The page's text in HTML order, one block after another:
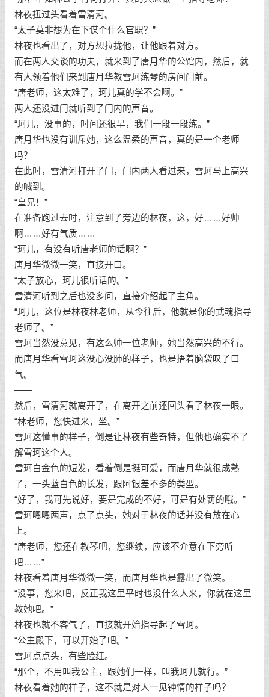
林夜扭过头看着雪清河。
“太子莫非想为在下谋个什么官职？”
林夜也看出了，对方想拉拢他，让他跟着对方。
而在两人交谈的功夫，就来到了唐月华的公馆内，然后，就
有人领着他们来到唐月华教雪珂练琴的房间门前。
“唐老师，这太难了，珂儿真的学不会啊。”
两人还没进门就听到了门内的声音。
“珂儿，没事的，时间还很早，我们一段一段练。”
唐月华也没有训斥她，这么温柔的声音，真的是一个老师
吗？
在此时，雪清河打开了门，门内两人看过来，雪珂马上高兴
的喊到。
“皇兄！”
在准备跑过去时，注意到了旁边的林夜，这，好……好帅
啊……好有气质……
“珂儿，有没有听唐老师的话啊？”
唐月华微微一笑，直接开口。
“太子放心，珂儿很听话的。”
雪清河听到之后也没多问，直接介绍起了主角。
“珂儿，这位是林夜林老师，从今往后，他就是你的武魂指导
老师了。”
雪珂当然没意见，有这么帅一位老师，她当然高兴的不行。
而唐月华看雪珂这没心没肺的样子，也是捂着脑袋叹了口
气。
——
然后，雪清河就离开了，在离开之前还回头看了林夜一眼。
“林老师，您快进来，坐。”
雪珂这懂事的样子，倒是让林夜有些奇特，但他也确实不了
解雪珂这个人。
雪珂白金色的短发，看着倒是挺可爱，而唐月华就很成熟
了，一头蓝白色的长发，跟阿银差不多的类型。
“好了，我可先说好，要是完成的不好，可是有处罚的哦。”
雪珂嗯嗯两声，点了点头，她对于林夜的话并没有放在心
上。
“唐老师，您还在教琴吧，您继续，应该不介意在下旁听
吧……”
林夜看着唐月华微微一笑，而唐月华也是露出了微笑。
“没事，您来吧，反正我这里平时也没什么人来，你就在这里
教她吧。”
林夜也就不客气了，直接就开始指导起了雪珂。
“公主殿下，可以开始了吧。”
雪珂点点头，有些脸红。
“那个，不用叫我公主，跟她们一样，叫我珂儿就行。”
林夜看着她的样子，这不就是对人一见钟情的样子吗？